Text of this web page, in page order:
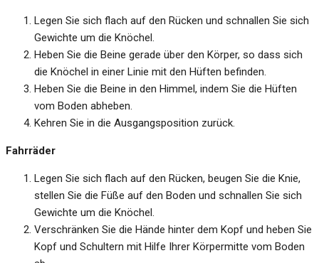
Legen Sie sich flach auf den Rücken und schnallen Sie sich
Gewichte um die Knöchel.
Heben Sie die Beine gerade über den Körper, so dass sich
die Knöchel in einer Linie mit den Hüften befinden.
Heben Sie die Beine in den Himmel, indem Sie die Hüften
vom Boden abheben.
Kehren Sie in die Ausgangsposition zurück.
Fahrräder
Legen Sie sich flach auf den Rücken, beugen Sie die Knie,
stellen Sie die Füße auf den Boden und schnallen Sie sich
Gewichte um die Knöchel.
Verschränken Sie die Hände hinter dem Kopf und heben Sie
Kopf und Schultern mit Hilfe Ihrer Körpermitte vom Boden